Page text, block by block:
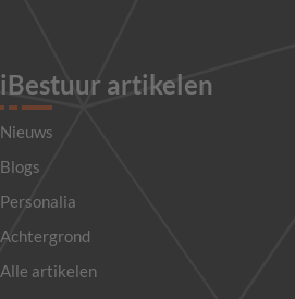
iBestuur artikelen
Nieuws
Blogs
Personalia
Achtergrond
Alle artikelen